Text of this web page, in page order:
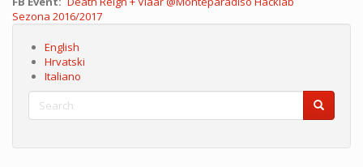
Sezona
Sezona 2016/2017
English
Hrvatski
Italiano
Search
Search Search